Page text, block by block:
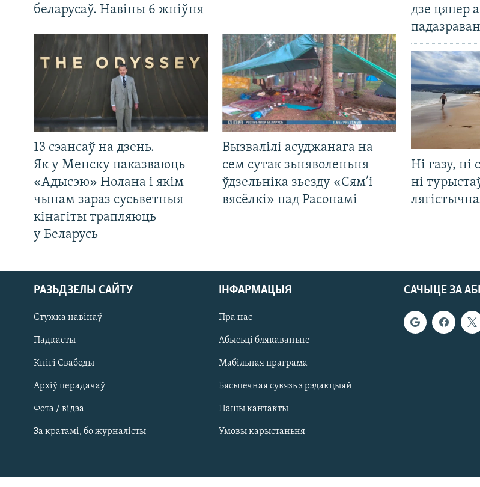
САЧЫЦЕ ЗА АБНАЎЛЕНЬНЯМІ
беларусаў. Навіны 6 жніўня
13 сэансаў на дзень.
Як у Менску паказваюць
«Адысэю» Нолана і якім
чынам зараз сусьветныя
кінагіты трапляюць
у Беларусь
Вызвалілі асуджанага на
сем сутак зьняволеньня
ўдзельніка зьезду «Сям’і
вясёлкі» пад Расонамі
дзе цяпер
Ні газу, ні
ні
САЧЫЦЕ ЗА
РАЗЬДЗЕЛЫ САЙТУ
Стужка навінаў
Падкасты
Кнігі Свабоды
Архіў перадачаў
Фота / відэа
За кратамі, бо журналісты
ІНФАРМАЦЫЯ
Пра нас
Абысьці блякаваньне
Мабільная праграма
Бясьпечная сувязь з рэдакцыяй
Нашы кантакты
Умовы карыстаньня